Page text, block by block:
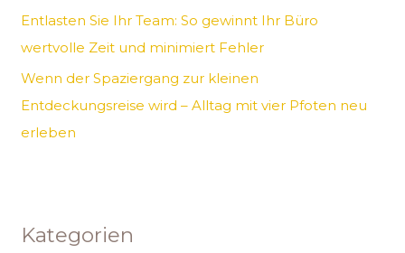
Entlasten Sie Ihr Team: So gewinnt Ihr Büro
wertvolle Zeit und minimiert Fehler
Wenn der Spaziergang zur kleinen
Entdeckungsreise wird – Alltag mit vier Pfoten neu
erleben
Kategorien